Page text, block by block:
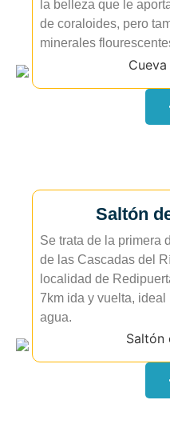
la belleza que le
de coraloides, pero
minerales
Saltón
Se trata de la primera
de las Cascadas del
localidad de
7km ida y vuelta, ideal
agua.